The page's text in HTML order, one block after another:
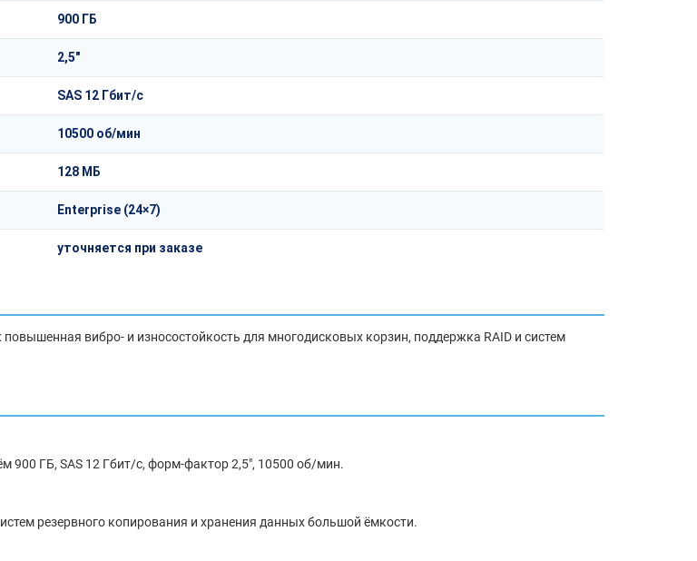
900 ГБ
2,5"
SAS 12 Гбит/с
10500 об/мин
128 МБ
Enterprise (24×7)
уточняется при заказе
вибро- и износостойкость для многодисковых корзин, поддержка RAID и систем
900 ГБ, SAS 12 Гбит/с, форм-фактор 2,5", 10500 об/мин.
резервного копирования и хранения данных большой ёмкости.